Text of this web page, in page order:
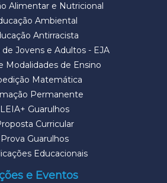
Alimentar e Nutricional
Ambiental
Antirracista
de Jovens e Adultos - EJA
Modalidades de Ensino
Matemática
Permanente
LEIA+ Guarulhos
Curricular
Prova Guarulhos
Educacionais
e Eventos